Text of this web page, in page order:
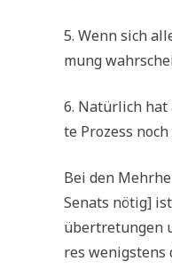
5. Wenn sich
mung
6. Natür­lich hat
te Pro­zess
Bei den
Senats nötig]
über­tre­tun­gen
res wenig­stens